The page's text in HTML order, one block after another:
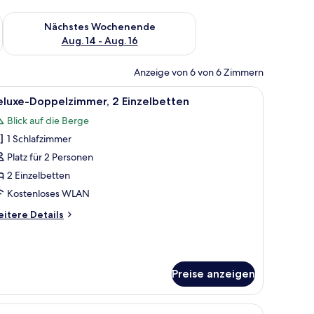
Aug. 7 - Aug. 9.
Nächstes Wochenende
Aug. 14 - Aug. 16
Überprüfe die Verfügbarkeit für nächstes Wochenende, Aug.
Anzeige von 6 von 6 Zimmern
einem Zimmer mit Holzboden und einem Nachttisch.
Ein Hotelzimmer mit einem Doppelbett,
10 Doppelzimmer, 2 Einzelbetten
Blick auf die Berge
1 Schlafzimmer
Platz für 2 Personen
2 Einzelbetten
Kostenloses WLAN
Details
Preise anzeigen
einem Hotelzimmer. Ein Hotelzimmer mit einer Couch, zwei